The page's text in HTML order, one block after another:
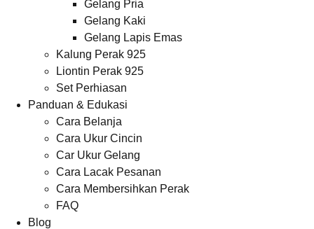
Gelang Pria
Gelang Kaki
Gelang Lapis Emas
Kalung Perak 925
Liontin Perak 925
Set Perhiasan
Panduan & Edukasi
Cara Belanja
Cara Ukur Cincin
Car Ukur Gelang
Cara Lacak Pesanan
Cara Membersihkan Perak
FAQ
Blog